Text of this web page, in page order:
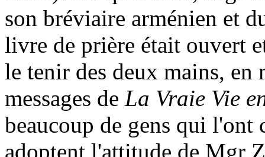
son bréviaire arménien et
livre de prière était ouvert
le tenir des deux mains,
messages de La Vraie Vie
beaucoup de gens qui l'ont
adoptent l'attitude de Mgr